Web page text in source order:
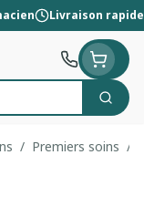
Livraison rapide
/ Premiers soins /